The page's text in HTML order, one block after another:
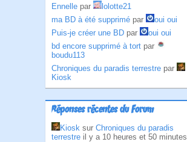
Ennelle par
lolotte21
ma BD à été supprimé par
oui oui
Puis-je créer une BD par
oui oui
bd encore supprimé à tort par
boudu113
Chroniques du paradis terrestre par
Kiosk
Réponses récentes du Forum
Kiosk sur Chroniques du paradis
terrestre il y a 10 heures et 50 minutes